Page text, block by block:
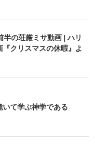
半の荘厳ミサ動画 | ハリ
『クリスマスの休暇』よ
いて学ぶ神学である